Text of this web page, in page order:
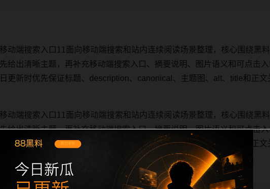
动端搜索入口11面向移动端搜索和站内连续阅读场景整理，核心围绕黑
给出清晰主题，再补充移动端搜索入口、摘要说明、图片语义和可点击
更新时优先保证标题、description、canonical、主题图、alt、title和正
动端搜索入口11面向移动端搜索和站内连续阅读场景整理，核心围绕黑
给出清晰主题，再补充移动端搜索入口、摘要说明、图片语义和可点击
更新时优先保证标题、description、canonical、主题图、alt、title和正